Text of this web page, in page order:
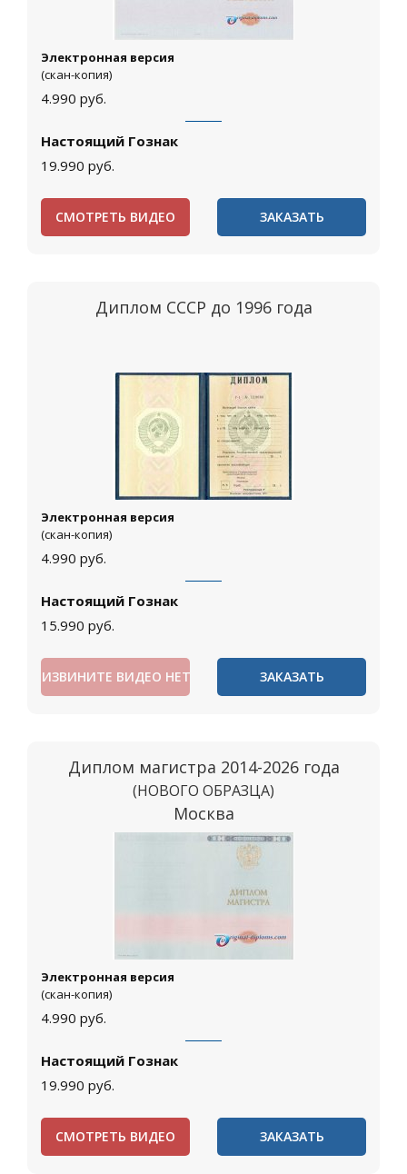
Электронная версия
(скан-копия)
4.990 руб.
Настоящий Гознак
19.990 руб.
СМОТРЕТЬ ВИДЕО ЗАКАЗАТЬ
Диплом СССР до 1996 года
Электронная версия
(скан-копия)
4.990 руб.
Настоящий Гознак
15.990 руб.
ИЗВИНИТЕ ВИДЕО НЕТ ЗАКАЗАТЬ
Диплом магистра 2014-2026 года
(НОВОГО ОБРАЗЦА)
Москва
Электронная версия
(скан-копия)
4.990 руб.
Настоящий Гознак
19.990 руб.
СМОТРЕТЬ ВИДЕО ЗАКАЗАТЬ